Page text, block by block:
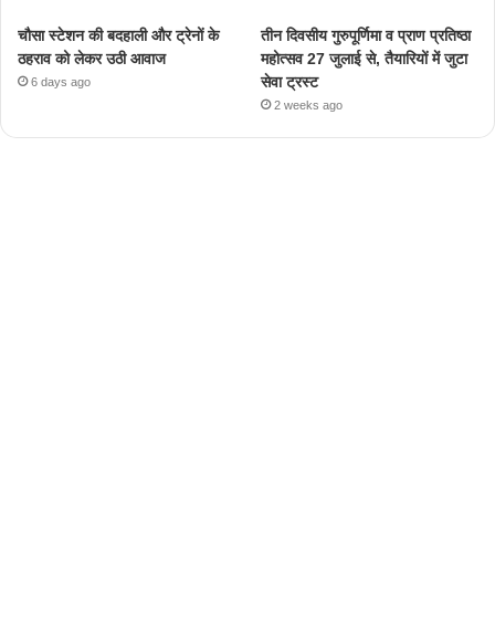
चौसा स्टेशन की बदहाली और ट्रेनों के
ठहराव को लेकर उठी आवाज
6 days ago
तीन दिवसीय गुरुपूर्णिमा व प्राण प्रतिष्ठा
महोत्सव 27 जुलाई से, तैयारियों में जुटा
सेवा ट्रस्ट
2 weeks ago